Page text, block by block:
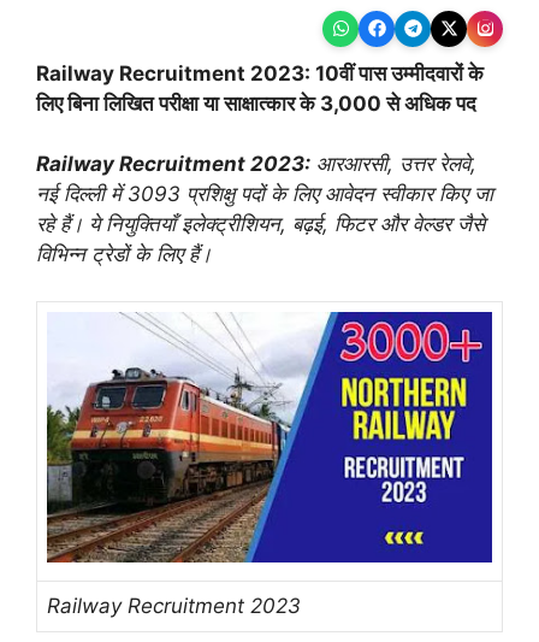
Railway Recruitment 2023: 10वीं पास उम्मीदवारों के
लिए बिना लिखित परीक्षा या साक्षात्कार के 3,000 सेअधिक पद
Railway Recruitment 2023: आरआरसी, उत्तर रेलवे,
नई दिल्ली में 3093 प्रशिक्षु पदों के लिए आवेदन स्वीकार किए जा
रहे हैं। ये नियुक्तियाँ इलेक्ट्रीशियन, बढ़ई, फिटर और वेल्डर जैसे
विभिन्न ट्रेडों के लिए हैं।
Railway Recruitment 2023